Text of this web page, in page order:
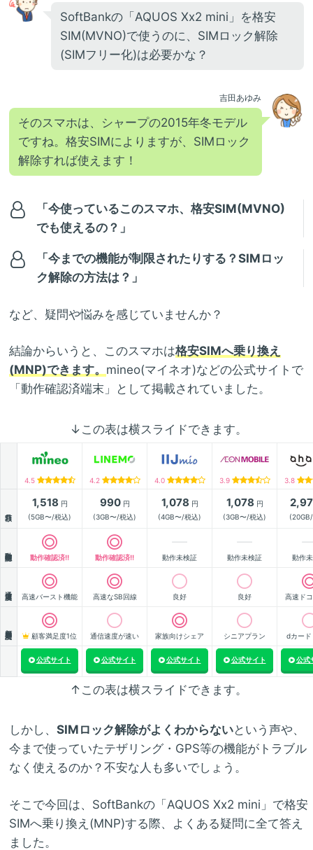
SoftBankの「AQUOS Xx2 mini」を格安
SIM(MVNO)で使うのに、SIMロック解除
(SIMフリー化)は必要かな？
吉田あゆみ
そのスマホは、シャープの2015年冬モデル
ですね。格安SIMによりますが、SIMロック
解除すれば使えます！
「今使っているこのスマホ、格安SIM(MVNO)
でも使えるの？」
「今までの機能が制限されたりする？SIMロッ
ク解除の方法は？」
など、疑問や悩みを感じていませんか？
結論からいうと、このスマホは格安SIMへ乗り換え
(MNP)できます。 mineo(マイネオ)などの公式サイトで
「動作確認済端末」として掲載されていました。
↓この表は横スライドできます。
4.5 4.2 4.0 3.9 3.8
1,518 円
(5GB〜/税込)
990円
(3GB〜/税込)
1,078 円
(4GB〜/税込)
1,078 円
(3GB〜/税込)
動作確認済!! 動作確認済!! 動作未検証 動作未検証 動作
高速バースト機能 高速なSB回線 良好 良好 高速ド
顧客満足度1位 通信速度が速い 家族向けシェア シニアプラン dカード
公式サイト 公式サイト 公式サイト 公式サイト 公式
↑この表は横スライドできます。
しかし、 SIMロック解除がよくわからないという声や、
今まで使っていたテザリング・GPS等の機能がトラブル
なく使えるのか？不安な人も多いでしょう。
そこで今回は、SoftBankの「AQUOS Xx2 mini」で格安
SIMへ乗り換え(MNP)する際、よくある疑問に全て答え
ました。